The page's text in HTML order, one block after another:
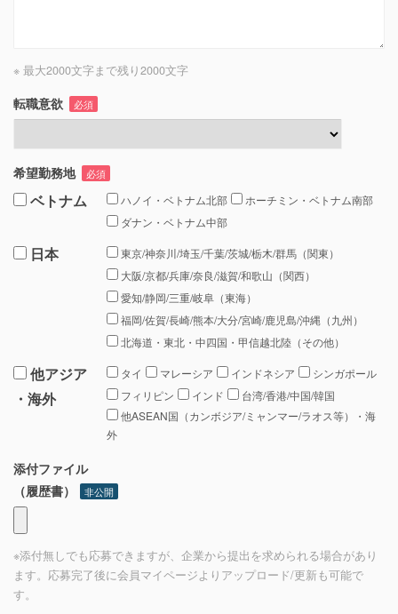
※ 最大2000文字まで残り2000文字
転職意欲 必須
希望勤務地 必須
ベトナム ハノイ・ベトナム北部
ホーチミン・ベトナム南部
ダナン・ベトナム中部
日本
東京/神奈川/埼玉/千葉/茨城/栃木/群馬（関東）
大阪/京都/兵庫/奈良/滋賀/和歌山（関西）
愛知/静岡/三重/岐阜（東海）
福岡/佐賀/長崎/熊本/大分/宮崎/鹿児島/沖縄（九州）
北海道・東北・中四国・甲信越北陸（その他）
他アジア
・海外
タイ マレーシア インドネシア
シンガポール
フィリピン
インド
台湾/香港/中国/韓国
他ASEAN国（カンボジア/ミャンマー/ラオス等）・海
外
添付ファイル
（履歴書）
非公開
※添付無しでも応募できますが、企業から提出を求められる場合があり
ます。応募完了後に会員マイページよりアップロード/更新も可能で
す。